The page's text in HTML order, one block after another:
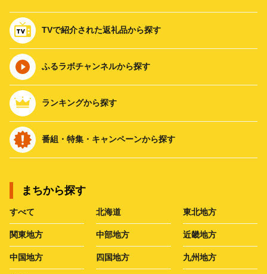
TVで紹介された返礼品から探す
ふるラボチャンネルから探す
ランキングから探す
番組・特集・キャンペーンから探す
まちから探す
すべて 北海道 東北地方
関東地方 中部地方 近畿地方
中国地方 四国地方 九州地方